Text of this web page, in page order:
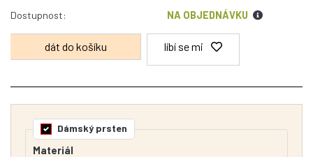
Dostupnost: NA OBJEDNÁVKU
líbí se mi
Dámský prsten
Materiál